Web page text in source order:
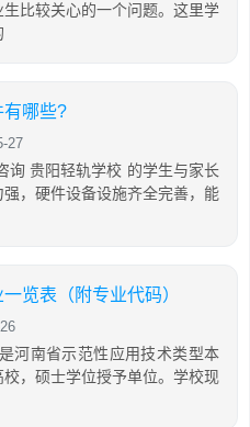
比较关心的一个问题。这里学
有哪些?
27
询 贵阳轻轨学校 的学生与家长
，硬件设备设施齐全完善，能
览表（附专业代码）
河南省示范性应用技术类型本
，硕士学位授予单位。学校现